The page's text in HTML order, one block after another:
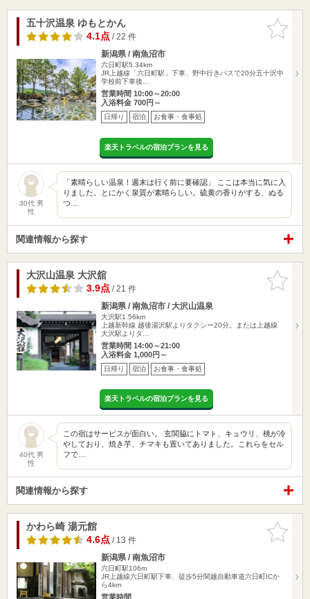
お気に入
りに追加
五十沢温泉 ゆもとかん
4.1点/ 22 件
新潟県 / 南魚沼市
六日町駅5.34km
JR上越線「六日町駅」下車、野中行きバスで20分五十沢中
学校前下車後…
営業時間 10:00～20:00
入浴料金 700円～
日帰り 宿泊 お食事・食事処
楽天トラベルの宿泊プランを見る
30代 男
性
「素晴らしい温泉！週末は行く前に要確認」 ここは本当に気に入
りました。とにかく泉質が素晴らしい。硫黄の香りがする、ぬる
つ…
関連情報から探す
お気に入
りに追加
大沢山温泉 大沢舘
3.9点/ 21 件
新潟県 / 南魚沼市 / 大沢山温泉
大沢駅1.56km
上越新幹線 越後湯沢駅よりタクシー20分。または上越線
大沢駅よりタ…
営業時間 14:00～21:00
入浴料金 1,000円～
日帰り 宿泊 お食事・食事処
楽天トラベルの宿泊プランを見る
40代 男
性
この宿はサービスが面白い。 玄関脇にトマト、キュウリ、桃が冷
やしており、焼き芋、チマキも置いてありました。これらをセル
フで…
関連情報から探す
お気に入
りに追加
かわら崎 湯元館
4.6点/ 13 件
新潟県 / 南魚沼市
六日町駅106m
JR上越線六日町駅下車、徒歩5分関越自動車道六日町ICか
ら4km
営業時間